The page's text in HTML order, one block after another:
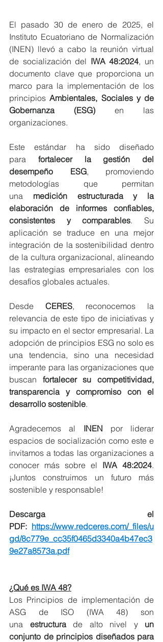
El pasado 30 de enero de 2025, el
Instituto Ecuatoriano de Normalización
(INEN) llevó a cabo la reunión virtual
de socialización del IWA 48:2024, un
documento clave que proporciona un
marco para la implementación de los
principios Ambientales, Sociales y de
Gobernanza (ESG) en las
organizaciones.
Este estándar ha sido diseñado
para fortalecer la gestión del
desempeño ESG, promoviendo
metodologías que permitan
una medición estructurada y la
elaboración de informes confiables,
consistentes y comparables. Su
aplicación se traduce en una mejor
integración de la sostenibilidad dentro
de la cultura organizacional, alineando
las estrategias empresariales con los
desafíos globales actuales.
Desde CERES, reconocemos la
relevancia de este tipo de iniciativas y
su impacto en el sector empresarial. La
adopción de principios ESG no solo es
una tendencia, sino una necesidad
imperante para las organizaciones que
buscan fortalecer su competitividad,
transparencia y compromiso con el
desarrollo sostenible.
Agradecemos al INEN por liderar
espacios de socialización como este e
invitamos a todas las organizaciones a
conocer más sobre el IWA 48:2024.
¡Juntos construimos un futuro más
sostenible y responsable!
Descarga el
PDF: https://www.redceres.com/_files/u
gd/8c779e_cc35f0465d3340a4b47ec3
9e27a8573a.pdf
¿Qué es IWA 48?
Los Principios de implementación de
ASG de ISO (IWA 48) son
una estructura de alto nivel y un
conjunto de principios diseñados para